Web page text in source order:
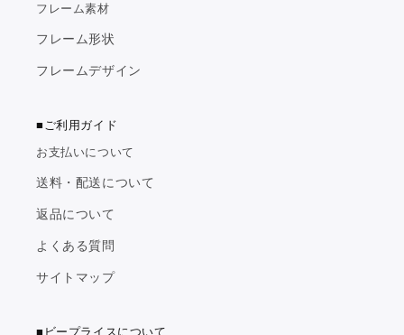
フレーム素材
フレーム形状
フレームデザイン
■ご利用ガイド
お支払いについて
送料・配送について
返品について
よくある質問
サイトマップ